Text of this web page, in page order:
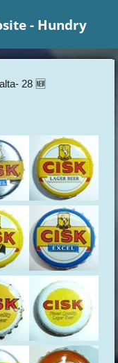
- Hundry
28 🆕